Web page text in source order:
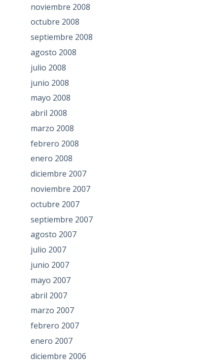
noviembre 2008
octubre 2008
septiembre 2008
agosto 2008
julio 2008
junio 2008
mayo 2008
abril 2008
marzo 2008
febrero 2008
enero 2008
diciembre 2007
noviembre 2007
octubre 2007
septiembre 2007
agosto 2007
julio 2007
junio 2007
mayo 2007
abril 2007
marzo 2007
febrero 2007
enero 2007
diciembre 2006